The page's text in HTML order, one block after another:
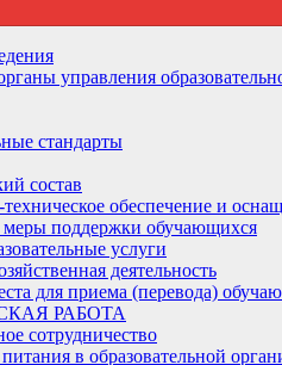
управления
стандарты
состав
обеспечение и
поддержки обучающихся
услуги
деятельность
для приема (перевода)
РАБОТА
сотрудничество
в образовательной